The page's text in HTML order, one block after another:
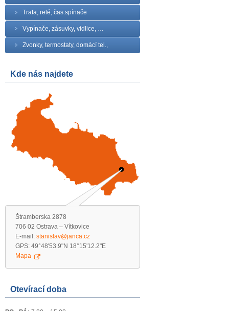
Trafa, relé, čas.spínače
Vypínače, zásuvky, vidlice, …
Zvonky, termostaty, domácí tel.,
Kde nás najdete
Štramberska 2878
706 02 Ostrava – Vítkovice
E-mail: stanislav@janca.cz
GPS: 49°48'53.9"N 18°15'12.2"E
Mapa
Otevírací doba